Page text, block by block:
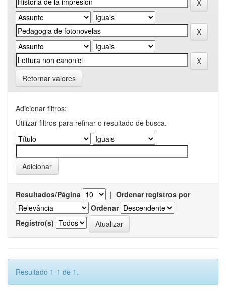
Retornar valores
Adicionar filtros:
Utilizar filtros para refinar o resultado de busca.
Resultados/Página | Ordenar registros por
Ordenar
Registro(s)
Resultado 1-1 de 1.